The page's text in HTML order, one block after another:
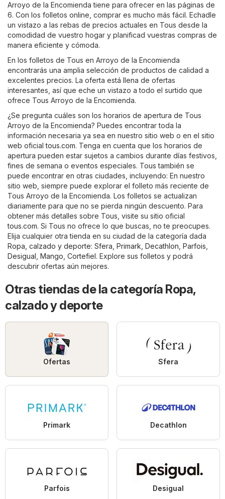
Arroyo de la Encomienda tiene para ofrecer en las páginas de
6. Con los folletos online, comprar es mucho más fácil. Echadle
un vistazo a las rebas de precios actuales en Tous desde la
comodidad de vuestro hogar y planificad vuestras compras de
manera eficiente y cómoda.
En los folletos de Tous en Arroyo de la Encomienda
encontrarás una amplia selección de productos de calidad a
excelentes precios. La oferta está llena de ofertas
interesantes, así que eche un vistazo a todo el surtido que
ofrece Tous Arroyo de la Encomienda.
¿Se pregunta cuáles son los horarios de apertura de Tous
Arroyo de la Encomienda? Puedes encontrar toda la
información necesaria ya sea en nuestro sitio web o en el sitio
web oficialtous.com. Tenga en cuenta que los horarios de
apertura pueden estar sujetos a cambios durante días festivos,
fines de semana o eventos especiales. Tous también se
puede encontrar en otras ciudades, incluyendo: En nuestro
sitio web, siempre puede explorar el folleto más reciente de
Tous Arroyo de la Encomienda. Los folletos se actualizan
diariamente para que no se pierda ningún descuento. Para
obtener más detalles sobre Tous, visite su sitio oficial
tous.com. Si Tous no ofrece lo que buscas, no te preocupes.
Elija cualquier otra tienda en su ciudad de la categoría dada
Ropa, calzado y deporte: Sfera Primark Decathlon Parfois
Desigual Mango Cortefiel. Explore sus folletos y podrá
descubrir ofertas aún mejores.
Otras tiendas de la categoría Ropa,
calzado y deporte
Ofertas Sfera
Primark Decathlon
Parfois Desigual